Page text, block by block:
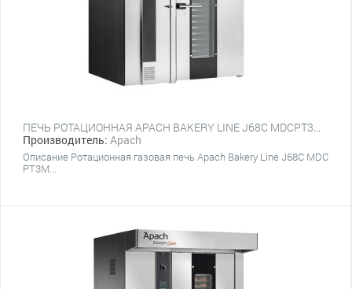
ПЕЧЬ РОТАЦИОННАЯ APACH BAKERY LINE J68С MDCPT3M ПЛАТФОРМА
Производитель: Apach
Описание Ротационная газовая печь Apach Bakery Line J68С MDC
PT3M...